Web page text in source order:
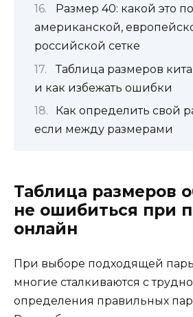
Размер 40: какой это по
американской,
российской сетке
Таблица размеров
и как избежать ошибки
Как определить свой
если между размерами
Таблица размеров
не ошибиться при
онлайн
При выборе подходящей
многие сталкиваются с
определения правильных